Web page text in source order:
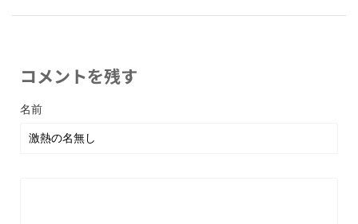
コメントを残す
名前